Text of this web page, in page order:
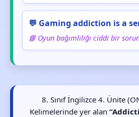
💬 Gaming addiction is a
📘 Oyun bağımlılığı ciddi bir
8. Sınıf İngilizce 4. Ünite
Kelimelerinde yer alan